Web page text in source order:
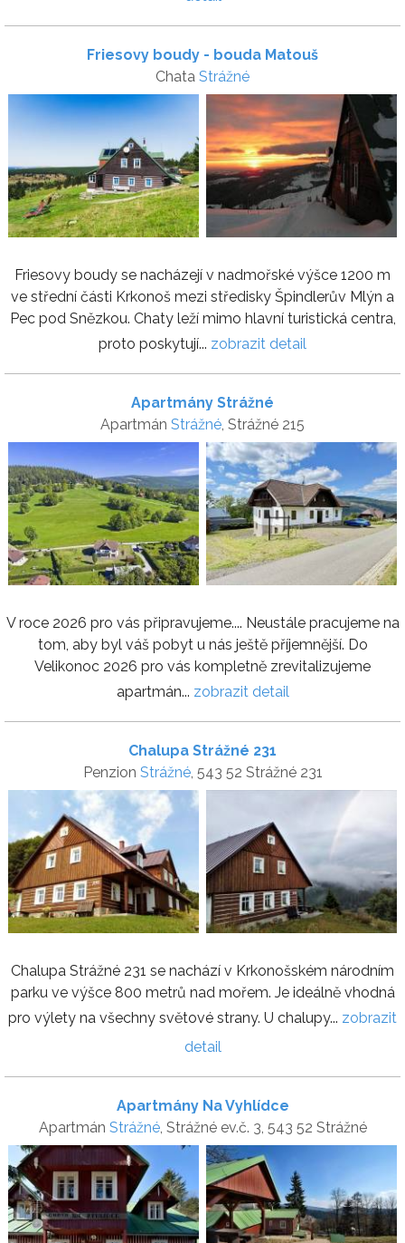
Friesovy boudy - bouda Matouš
Chata Strážné
Friesovy boudy se nacházejí v nadmořské výšce 1200 m
ve střední části Krkonoš mezi středisky Špindlerův Mlýn a
Pec pod Snězkou. Chaty leží mimo hlavní turistická centra,
proto poskytují... zobrazit detail
Apartmány Strážné
Apartmán Strážné , Strážné 215
V roce 2026 pro vás připravujeme.... Neustále pracujeme na
tom, aby byl váš pobyt u nás ještě příjemnější. Do
Velikonoc 2026 pro vás kompletně zrevitalizujeme
apartmán... zobrazit detail
Chalupa Strážné 231
Penzion Strážné, 543 52 Strážné 231
Chalupa Strážné 231 se nachází v Krkonošském národním
parku ve výšce 800 metrů nad mořem. Je ideálně vhodná
pro výlety na všechny světové strany. U chalupy... zobrazit
detail
Apartmány Na Vyhlídce
Apartmán Strážné, Strážné ev.č. 3, 543 52 Strážné